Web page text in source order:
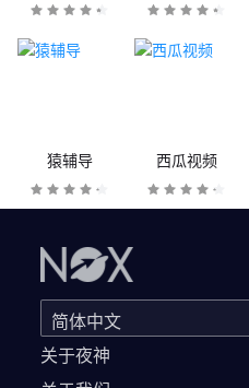
猿辅导 西瓜视频
关于夜神